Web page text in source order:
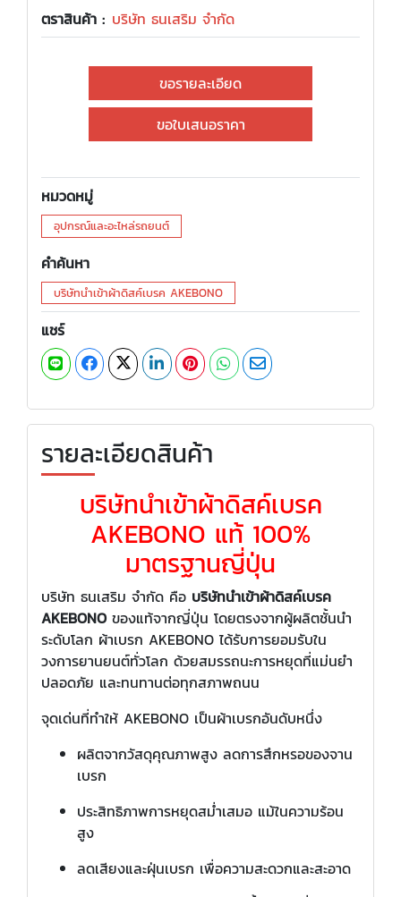
ตราสินค้า : บริษัท ธนเสริม จำกัด
ขอรายละเอียด
ขอใบเสนอราคา
หมวดหมู่
อุปกรณ์และอะไหล่รถยนต์
คำค้นหา
บริษัทนำเข้าผ้าดิสค์เบรค AKEBONO
แชร์
รายละเอียดสินค้า
บริษัทนำเข้าผ้าดิสค์เบรค
AKEBONO แท้ 100%
มาตรฐานญี่ปุ่น
บริษัท ธนเสริม จำกัด คือ บริษัทนำเข้าผ้าดิสค์เบรค
AKEBONO ของแท้จากญี่ปุ่น โดยตรงจากผู้ผลิตชั้นนำ
ระดับโลก ผ้าเบรก AKEBONO ได้รับการยอมรับใน
วงการยานยนต์ทั่วโลก ด้วยสมรรถนะการหยุดที่แม่นยำ
ปลอดภัย และทนทานต่อทุกสภาพถนน
จุดเด่นที่ทำให้ AKEBONO เป็นผ้าเบรกอันดับหนึ่ง
ผลิตจากวัสดุคุณภาพสูง ลดการสึกหรอของจาน
เบรก
ประสิทธิภาพการหยุดสม่ำเสมอ แม้ในความร้อน
สูง
ลดเสียงและฝุ่นเบรก เพื่อความสะดวกและสะอาด